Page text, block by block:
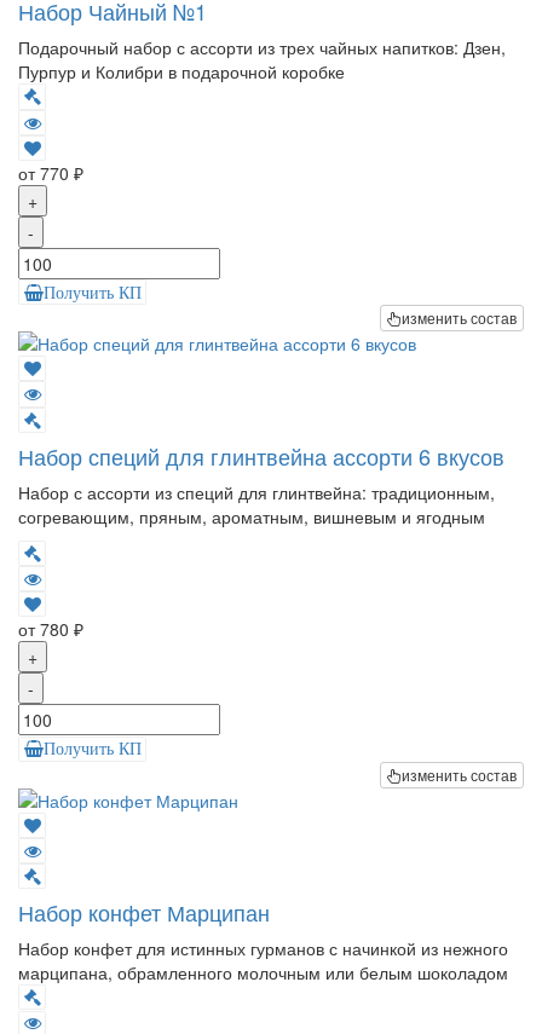
Набор Чайный №1
Подарочный набор с ассорти из трех чайных напитков: Дзен,
Пурпур и Колибри в подарочной коробке
от 770 ₽
+
-
Получить КП
изменить состав
Набор специй для глинтвейна ассорти 6 вкусов
Набор с ассорти из специй для глинтвейна: традиционным,
согревающим, пряным, ароматным, вишневым и ягодным
от 780 ₽
+
-
Получить КП
изменить состав
Набор конфет Марципан
Набор конфет для истинных гурманов с начинкой из нежного
марципана, обрамленного молочным или белым шоколадом